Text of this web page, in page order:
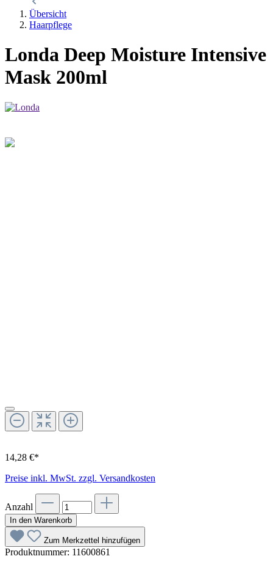
Übersicht
Haarpflege
Londa Deep Moisture Intensive
Mask 200ml
14,28 €*
Preise inkl. MwSt. zzgl. Versandkosten
Anzahl
In den Warenkorb
Zum Merkzettel hinzufügen
Produktnummer: 11600861